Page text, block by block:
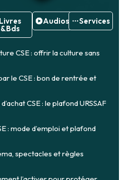
Livres
&Bds
Audios Services
CSE : offrir la culture sans
le CSE : bon de rentrée et
CSE : le plafond URSSAF
: mode d’emploi et plafond
spectacles et règles